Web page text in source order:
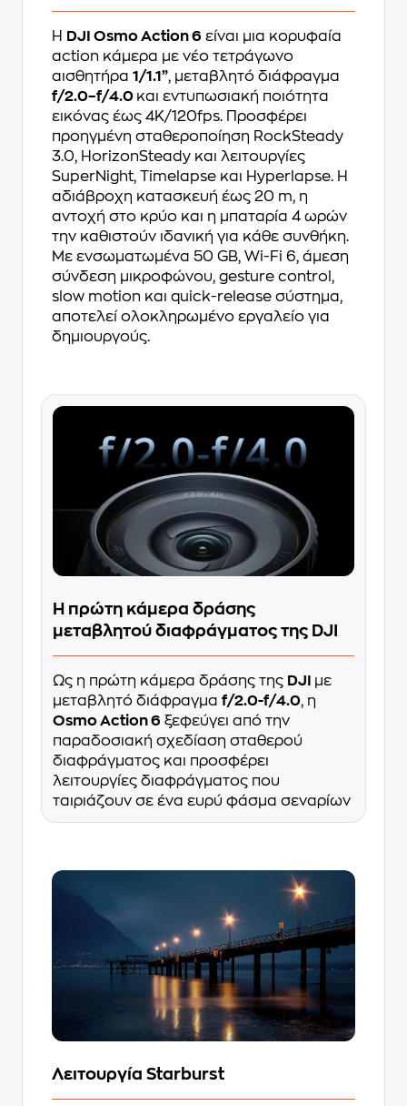
Η DJI Osmo Action 6 είναι μια κορυφαία
action κάμερα με νέο τετράγωνο
αισθητήρα 1/1.1”, μεταβλητό διάφραγμα
f/2.0–f/4.0 και εντυπωσιακή ποιότητα
εικόνας έως 4K/120fps. Προσφέρει
προηγμένη σταθεροποίηση RockSteady
3.0, HorizonSteady και λειτουργίες
SuperNight, Timelapse και Hyperlapse. Η
αδιάβροχη κατασκευή έως 20 m, η
αντοχή στο κρύο και η μπαταρία 4 ωρών
την καθιστούν ιδανική για κάθε συνθήκη.
Με ενσωματωμένα 50 GB, Wi-Fi 6, άμεση
σύνδεση μικροφώνου, gesture control,
slow motion και quick-release σύστημα,
αποτελεί ολοκληρωμένο εργαλείο για
δημιουργούς.
Η πρώτη κάμερα δράσης
μεταβλητού διαφράγματος της DJI
Ως η πρώτη κάμερα δράσης της DJI με
μεταβλητό διάφραγμα f/2.0-f/4.0, η
Osmo Action 6 ξεφεύγει από την
παραδοσιακή σχεδίαση σταθερού
διαφράγματος και προσφέρει
λειτουργίες διαφράγματος που
ταιριάζουν σε ένα ευρύ φάσμα σεναρίων
Λειτουργία Starburst